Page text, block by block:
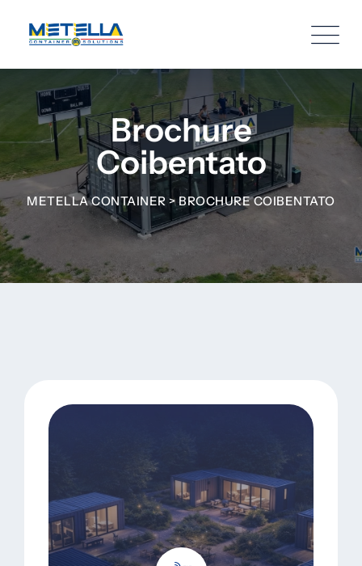
Brochure
Coibentato
METELLA CONTAINER >BROCHURE COIBENTATO